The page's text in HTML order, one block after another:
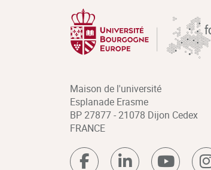
Maison de l'université
Esplanade Erasme
BP 27877 - 21078 Dijon Cedex
FRANCE